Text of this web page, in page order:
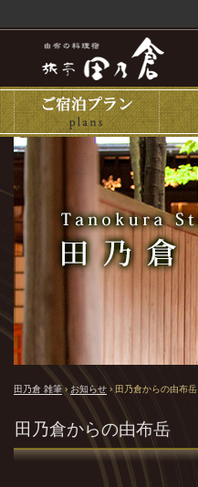
田乃倉 雑筆 › お知らせ › 田乃倉からの由布岳
田乃倉からの由布岳